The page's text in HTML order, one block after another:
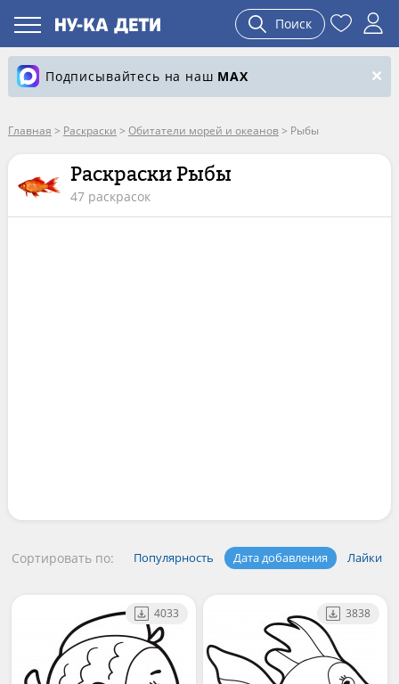
Поиск
Подписывайтесь на наш MAX
Главная > Раскраски > Обитатели морей и океанов> Рыбы
Раскраски Рыбы
47 раскрасок
Сортировать по: Популярность Дата добавления Лайки
4033 3838